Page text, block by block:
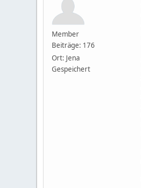
Member
Beiträge: 176
Ort: Jena
Gespeichert